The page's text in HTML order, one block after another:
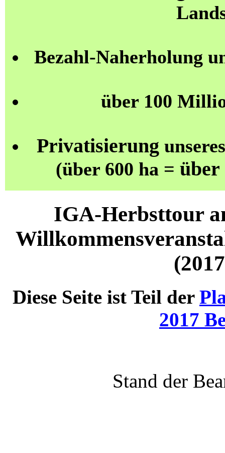
Bezahl-Naherholung
über 100
Privatisierung
(über 600 ha = über
IGA-Herbsttour
Diese Seite ist Teil der
2017
Stand der